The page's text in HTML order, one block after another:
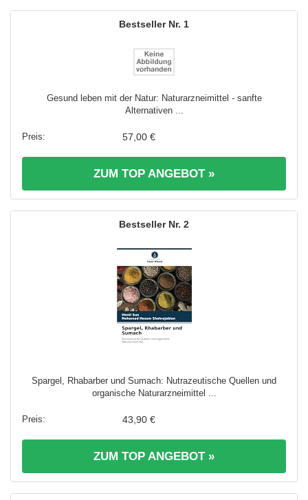
1
Gesund leben mit der Natur: Naturarzneimittel - sanfte
Alternativen ...
57,00 €
ZUM TOP ANGEBOT »
2
Spargel, Rhabarber und Sumach: Nutrazeutische Quellen und
organische Naturarzneimittel ...
43,90 €
ZUM TOP ANGEBOT »